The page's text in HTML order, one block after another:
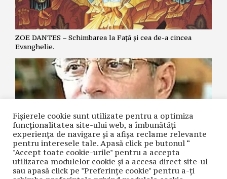
ZOE DANTES – Schimbarea la Față și cea de-a cincea
Evanghelie.
NICOLAE GRIGORIE LĂCRIȚA – Crime premeditate prin
diagnostice false și tratamente inutile
Fișierele cookie sunt utilizate pentru a optimiza
funcţionalitatea site-ului web, a îmbunătăţi
experienţa de navigare şi a afişa reclame relevante
pentru interesele tale. Apasă click pe butonul “
"Accept toate cookie-urile" pentru a accepta
utilizarea modulelor cookie şi a accesa direct site-ul
sau apasă click pe "Preferințe cookie" pentru a-ţi